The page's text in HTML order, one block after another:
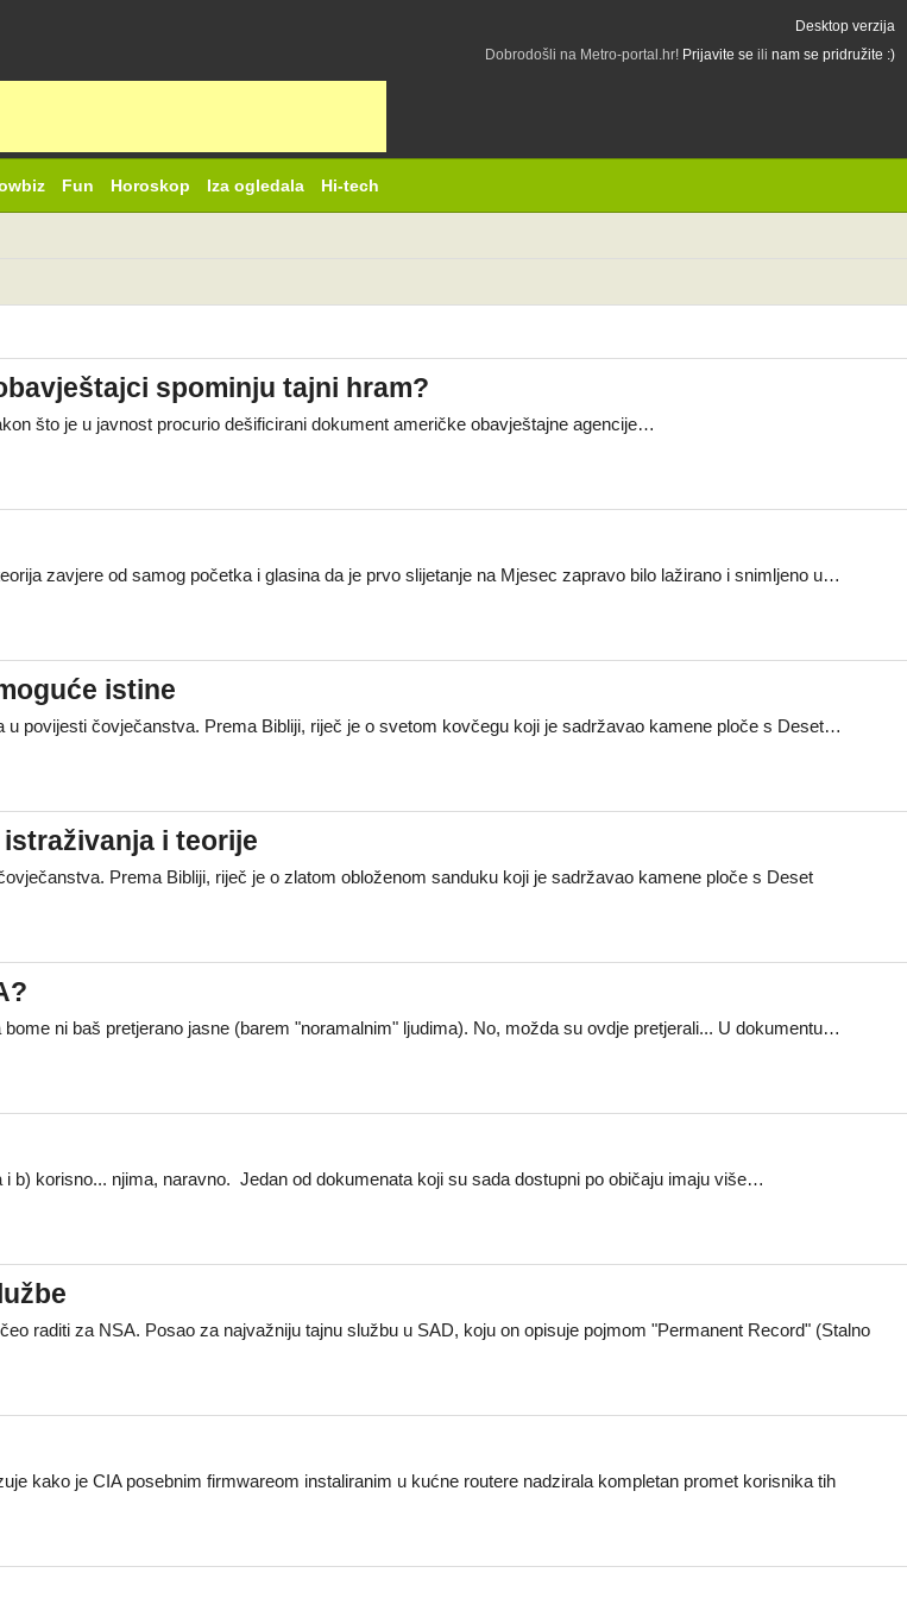
Desktop verzija
Dobrodošli na Metro-portal.hr! Prijavite se ili nam se pridružite :)
Fun Horoskop Iza ogledala Hi-tech
spominju tajni hram?
što je u javnost procurio dešificirani dokument američke obavještajne agencije…
zavjere od samog početka i glasina da je prvo slijetanje na Mjesec zapravo bilo lažirano i snimljeno u…
istine
u povijesti čovječanstva. Prema Bibliji, riječ je o svetom kovčegu koji je sadržavao kamene ploče s Deset…
i teorije
Prema Bibliji, riječ je o zlatom obloženom sanduku koji je sadržavao kamene ploče s Deset
ni baš pretjerano jasne (barem "noramalnim" ljudima). No, možda su ovdje pretjerali... U dokumentu…
b) korisno... njima, naravno. Jedan od dokumenata koji su sada dostupni po običaju imaju više…
raditi za NSA. Posao za najvažniju tajnu službu u SAD, koju on opisuje pojmom "Permanent Record" (Stalno
kako je CIA posebnim firmwareom instaliranim u kućne routere nadzirala kompletan promet korisnika tih